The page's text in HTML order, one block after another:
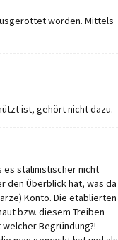
worden. Mittels
ist, gehört nicht dazu.
es stalinistischer nicht
den Überblick hat, was da
Konto. Die etablierten
bzw. diesem Treiben
Begründung?!